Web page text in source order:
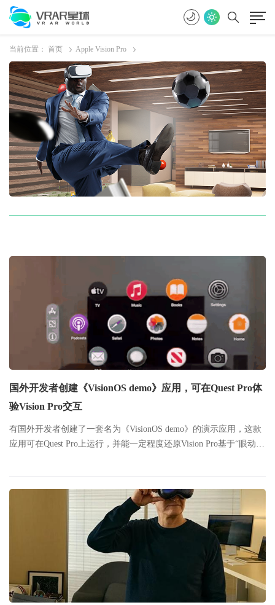
当前位置： 首页 Apple Vision Pro
国外开发者创建《VisionOS demo》应用，可在Quest Pro体
验Vision Pro交互
有国外开发者创建了一套名为《VisionOS demo》的演示应用，这款
应用可在Quest Pro上运行，并能一定程度还原Vision Pro基于“眼动